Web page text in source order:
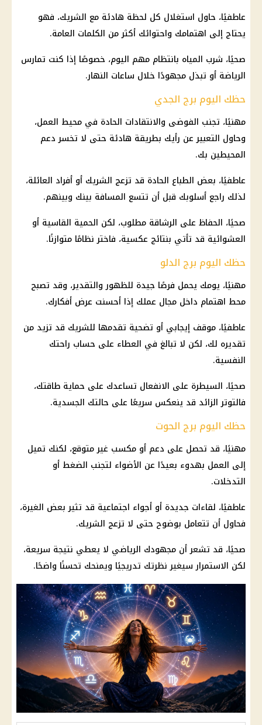
عاطفيًا، حاول استغلال كل لحظة هادئة مع الشريك، فهو
يحتاج إلى اهتمامك واحتوائك أكثر من الكلمات العامة.
صحيًا، شرب المياه بانتظام مهم اليوم، خصوصًا إذا كنت تمارس
الرياضة أو تبذل مجهودًا خلال ساعات النهار.
حظك اليوم برج الجدي
مهنيًا، تجنب الفوضى والانتقادات الحادة في محيط العمل،
وحاول التعبير عن رأيك بطريقة هادئة حتى لا تخسر دعم
المحيطين بك.
عاطفيًا، بعض الطباع الحادة قد تزعج الشريك أو أفراد العائلة،
لذلك راجع أسلوبك قبل أن تتسع المسافة بينك وبينهم.
صحيًا، الحفاظ على الرشاقة مطلوب، لكن الحمية القاسية أو
العشوائية قد تأتي بنتائج عكسية، فاختر نظامًا متوازنًا.
حظك اليوم برج الدلو
مهنيًا، يومك يحمل فرصًا جيدة للظهور والتقدير، وقد تصبح
محط اهتمام داخل مجال عملك إذا أحسنت عرض أفكارك.
عاطفيًا، موقف إيجابي أو تضحية تقدمها للشريك قد تزيد من
تقديره لك، لكن لا تبالغ في العطاء على حساب راحتك
النفسية.
صحيًا، السيطرة على الانفعال تساعدك على حماية طاقتك،
فالتوتر الزائد قد ينعكس سريعًا على حالتك الجسدية.
حظك اليوم برج الحوت
مهنيًا، قد تحصل على دعم أو مكسب غير متوقع، لكنك تميل
إلى العمل بهدوء بعيدًا عن الأضواء لتجنب الضغط أو
التدخلات.
عاطفيًا، لقاءات جديدة أو أجواء اجتماعية قد تثير بعض الغيرة،
فحاول أن تتعامل بوضوح حتى لا تزعج الشريك.
صحيًا، قد تشعر أن مجهودك الرياضي لا يعطي نتيجة سريعة،
لكن الاستمرار سيغير نظرتك تدريجيًا ويمنحك تحسنًا واضحًا.